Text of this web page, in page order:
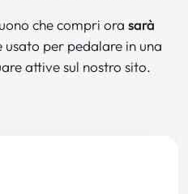
che compri ora sarà
usato per pedalare in una
attive sul nostro sito.